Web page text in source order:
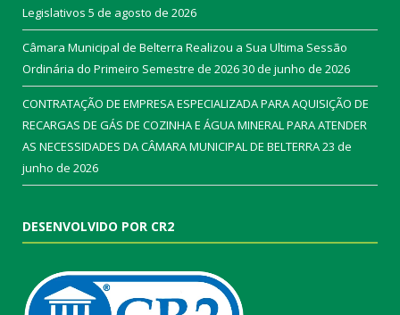
Legislativos 5 de agosto de 2026
Câmara Municipal de Belterra Realizou a Sua Ultima Sessão
Ordinária do Primeiro Semestre de 202630 de junho de 2026
CONTRATAÇÃO DE EMPRESA ESPECIALIZADA PARA AQUISIÇÃO DE
RECARGAS DE GÁS DE COZINHA E ÁGUA MINERAL PARA ATENDER
AS NECESSIDADES DA CÂMARA MUNICIPAL DE BELTERRA23 de
junho de 2026
DESENVOLVIDO POR CR2